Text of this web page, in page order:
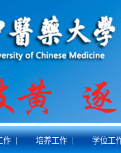
作 | 培养工作 | 学位工